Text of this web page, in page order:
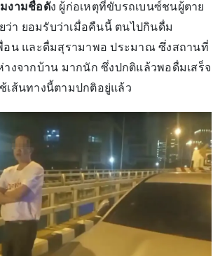
งามชื่อดัง ผู้ก่อเหตุที่ขับรถเบนซ์ชนผู้ตาย
ยว่า ยอมรับว่าเมื่อคืนนี้ ตนไปกินดื่ม
อน และดื่มสุรามาพอ ประมาณ ซึ่งสถานที่
างจากบ้าน มากนัก ซึ่งปกติแล้วพอดื่มเสร็จ
เส้นทางนี้ตามปกติอยู่แล้ว